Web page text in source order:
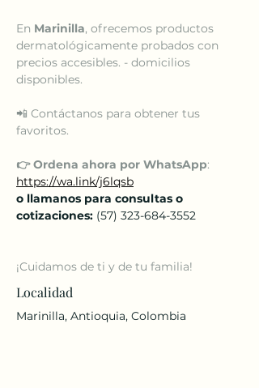
En Marinilla, ofrecemos productos
dermatológicamente probados con
precios accesibles. - domicilios
disponibles.
📲 Contáctanos para obtener tus
favoritos.
👉 Ordena ahora por WhatsApp:
https://wa.link/j6lqsb
o llamanos para consultas o
cotizaciones: (57) 323-684-3552
¡Cuidamos de ti y de tu familia!
Localidad
Marinilla, Antioquia, Colombia